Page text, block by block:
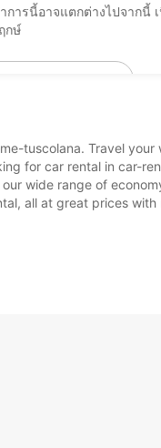
การนี้อาจแตกต่างไปจากนี้
กษ์
tuscolana. Travel
for car rental in car-
wide range of
all at great prices with